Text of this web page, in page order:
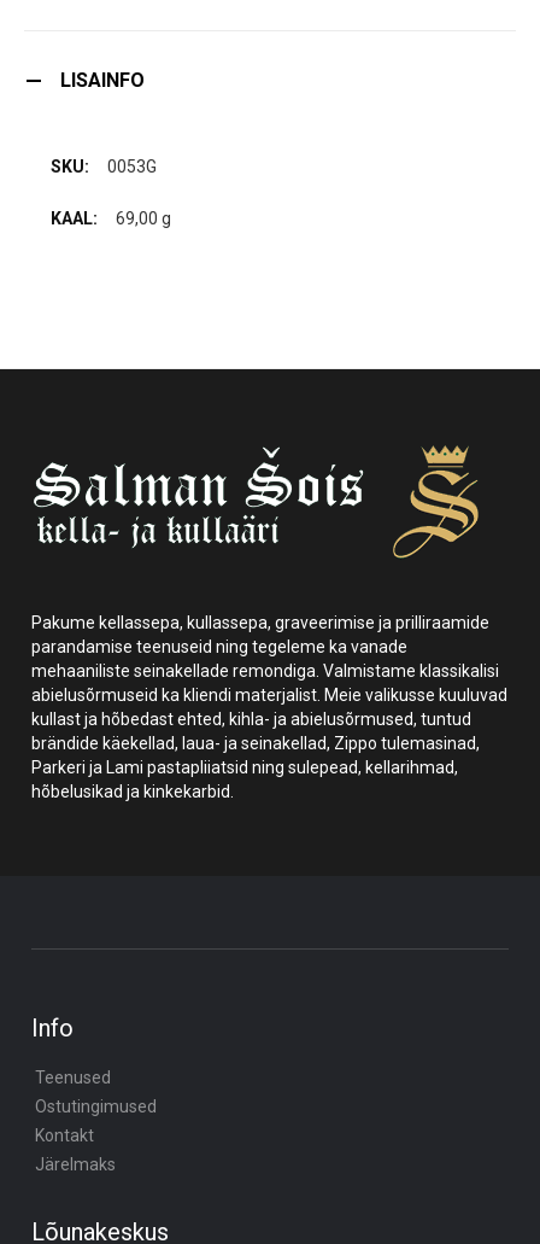
LISAINFO
0053G
69,00 g
Pakume kellassepa, kullassepa, graveerimise ja prilliraamide
parandamise teenuseid ning tegeleme ka vanade
mehaaniliste seinakellade remondiga. Valmistame klassikalisi
abielusõrmuseid ka kliendi materjalist. Meie valikusse kuuluvad
kullast ja hõbedast ehted, kihla- ja abielusõrmused, tuntud
brändide käekellad, laua- ja seinakellad, Zippo tulemasinad,
Parkeri ja Lami pastapliiatsid ning sulepead, kellarihmad,
hõbelusikad ja kinkekarbid.
Info
Teenused
Ostutingimused
Kontakt
Järelmaks
Lõunakeskus